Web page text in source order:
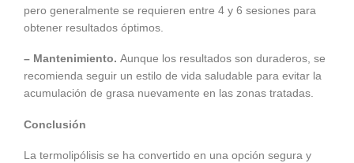
pero generalmente se requieren entre 4 y 6 sesiones para
obtener resultados óptimos.
– Mantenimiento. Aunque los resultados son duraderos, se
recomienda seguir un estilo de vida saludable para evitar la
acumulación de grasa nuevamente en las zonas tratadas.
Conclusión
La termolipólisis se ha convertido en una opción segura y